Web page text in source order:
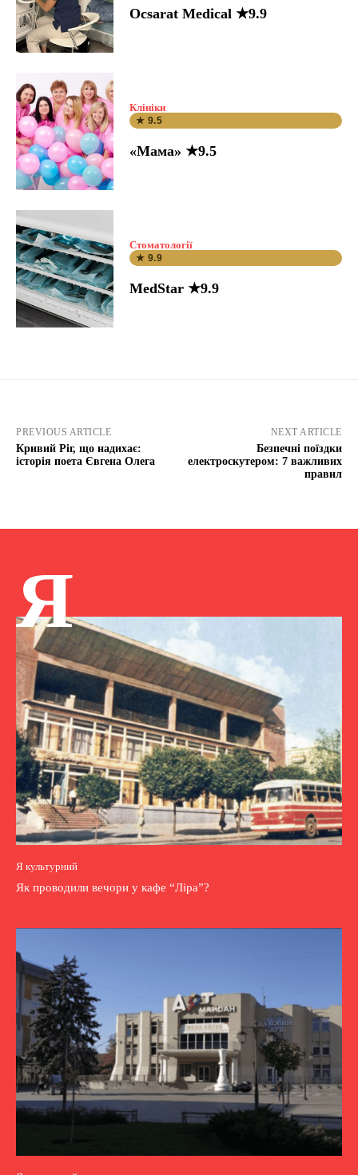
Ocsarat Medical ★9.9
Клініки
★ 9.5
«Мама» ★9.5
Стоматології
★ 9.9
MedStar ★9.9
PREVIOUS ARTICLE
Кривий Ріг, що надихає:
історія поета Євгена Олега
NEXT ARTICLE
Безпечні поїздки
електроскутером: 7 важливих
правил
Я
Я культурний
Як проводили вечори у кафе “Ліра”?